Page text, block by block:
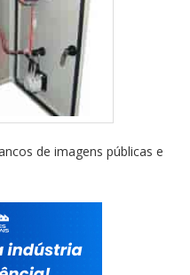
de imagens públicas e